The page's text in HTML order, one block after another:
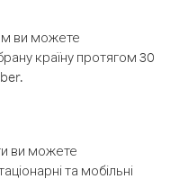
ви можете
країну протягом 30
ви можете
та мобільні